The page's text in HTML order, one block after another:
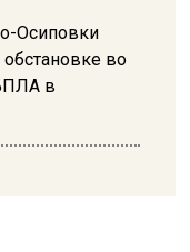
Осиповки
обстановке во
в
накрыла